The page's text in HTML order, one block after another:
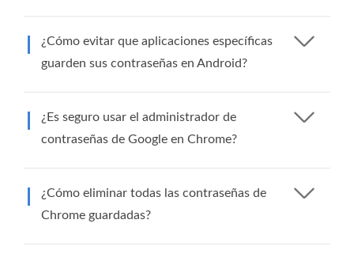
¿Cómo evitar que aplicaciones específicas
guarden sus contraseñas en Android?
¿Es seguro usar el administrador de
contraseñas de Google en Chrome?
¿Cómo eliminar todas las contraseñas de
Chrome guardadas?